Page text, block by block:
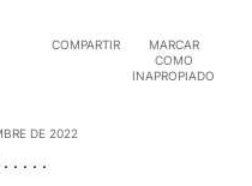
COMPARTIR
MARCAR
COMO
INAPROPIADO
DE 2022
. . . . .